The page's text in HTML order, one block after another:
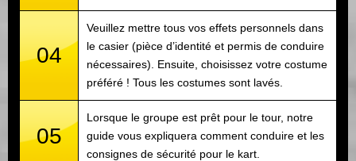
04
Veuillez mettre tous vos effets personnels dans
le casier (pièce d’identité et permis de conduire
nécessaires). Ensuite, choisissez votre costume
préféré ! Tous les costumes sont lavés.
05
Lorsque le groupe est prêt pour le tour, notre
guide vous expliquera comment conduire et les
consignes de sécurité pour le kart.